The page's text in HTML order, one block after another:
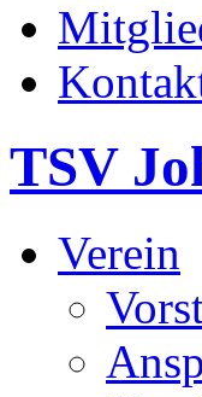
TSV
Verein